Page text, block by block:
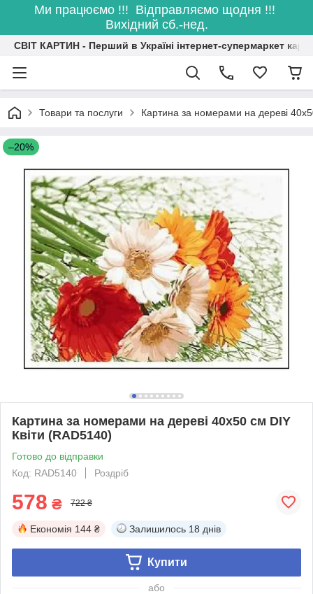
Ми працюємо !!! Відправляємо щодня !!!
Вихідний сб.-нед.
СВІТ КАРТИН - Перший в Україні інтернет-супермаркет
Товари та послуги Картина за номерами на дереві
–20%
Картина за номерами на дереві 40х50 см DIY
Квіти (RAD5140)
Готово до відправки
Код: RAD5140
Роздріб
578 ₴ 722 ₴
Економія 144 ₴ Залишилось 18 днів
Купити
або